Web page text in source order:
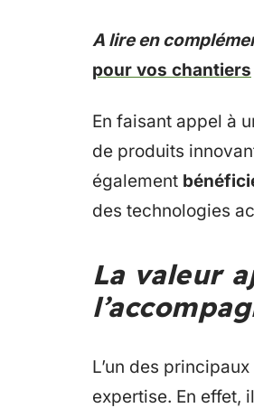
A lire en
pour vos chantiers
En faisant appel à
de produits
également
des technologies
La valeur
L’un des
expertise. En effet,